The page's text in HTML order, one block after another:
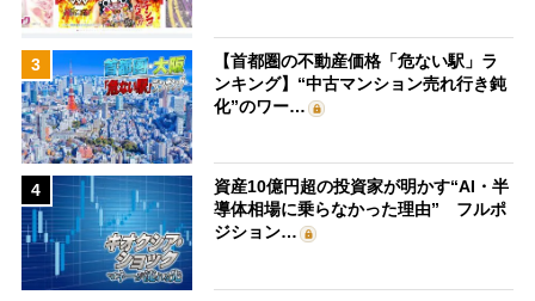
3
【首都圏の不動産価格「危ない駅」ラ
ンキング】“中古マンション売れ行き鈍
化”のワー…
4
資産10億円超の投資家が明かす“AI・半
導体相場に乗らなかった理由” フルポ
ジション…